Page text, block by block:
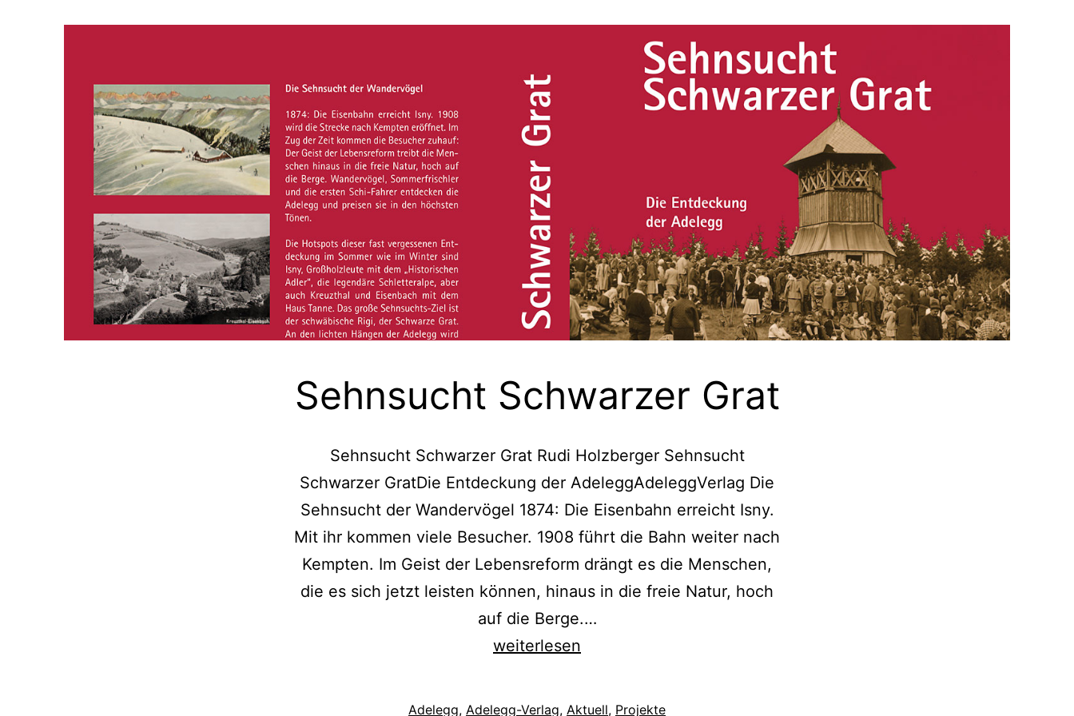
Sehnsucht Schwarzer Grat
Sehnsucht Schwarzer Grat Rudi Holzberger Sehnsucht
Schwarzer GratDie Entdeckung der AdeleggAdeleggVerlag Die
Sehnsucht der Wandervögel 1874: Die Eisenbahn erreicht Isny.
Mit ihr kommen viele Besucher. 1908 führt die Bahn weiter nach
Kempten. Im Geist der Lebensreform drängt es die Menschen,
die es sich jetzt leisten können, hinaus in die freie Natur, hoch
auf die Berge.…
Sehnsucht
weiterlesen
Kategorisiert
Adelegg, Adelegg-Verlag, Aktuell, Projekte